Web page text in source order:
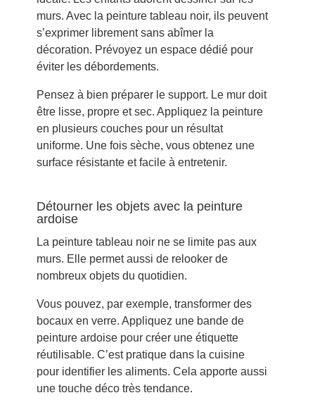
murs. Avec la peinture tableau noir, ils peuvent
s’exprimer librement sans abîmer la
décoration. Prévoyez un espace dédié pour
éviter les débordements.
Pensez à bien préparer le support. Le mur doit
être lisse, propre et sec. Appliquez la peinture
en plusieurs couches pour un résultat
uniforme. Une fois sèche, vous obtenez une
surface résistante et facile à entretenir.
Détourner les objets avec la peinture
ardoise
La peinture tableau noir ne se limite pas aux
murs. Elle permet aussi de relooker de
nombreux objets du quotidien.
Vous pouvez, par exemple, transformer des
bocaux en verre. Appliquez une bande de
peinture ardoise pour créer une étiquette
réutilisable. C’est pratique dans la cuisine
pour identifier les aliments. Cela apporte aussi
une touche déco très tendance.